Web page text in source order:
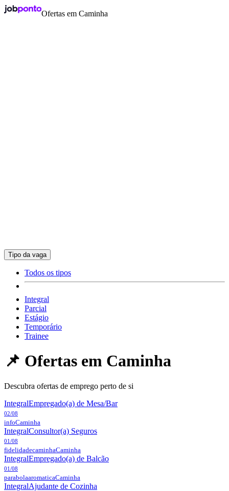
Ofertas em Caminha
Tipo da vaga
Todos os tipos
Integral
Parcial
Estágio
Temporário
Trainee
📌 Ofertas em Caminha
Descubra ofertas de emprego perto de si
IntegralEmpregado(a) de Mesa/Bar
02/08
infoCaminha
IntegralConsultor(a) Seguros
01/08
fidelidadecaminhaCaminha
IntegralEmpregado(a) de Balcão
01/08
parabolaaromaticaCaminha
IntegralAjudante de Cozinha